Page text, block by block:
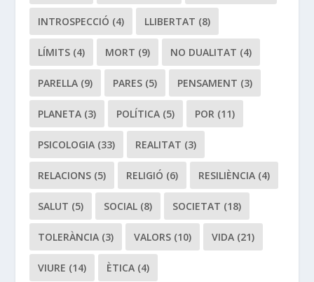
INTROSPECCIÓ (4) LLIBERTAT (8)
LÍMITS (4) MORT (9) NO DUALITAT (4)
PARELLA (9) PARES (5) PENSAMENT (3)
PLANETA (3) POLÍTICA (5) POR (11)
PSICOLOGIA (33) REALITAT (3)
RELACIONS (5) RELIGIÓ (6) RESILIÈNCIA (4)
SALUT (5) SOCIAL (8) SOCIETAT (18)
TOLERÀNCIA (3) VALORS (10) VIDA (21)
VIURE (14) ÈTICA (4)